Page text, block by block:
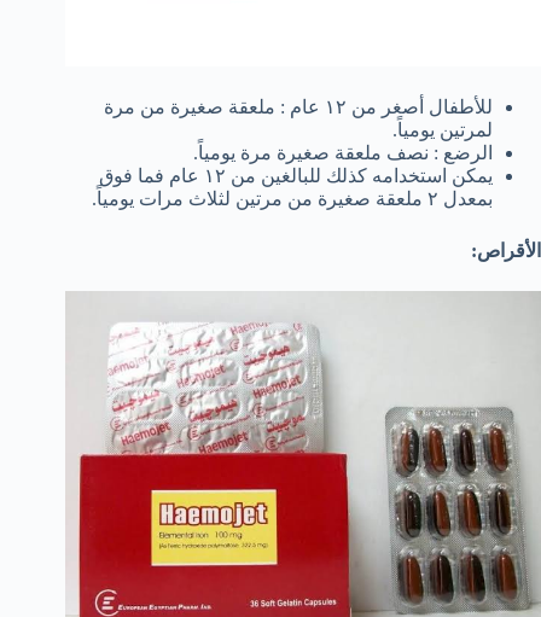
للأطفال أصغر من ١٢ عام : ملعقة صغيرة من مرة
لمرتين يومياً.
الرضع : نصف ملعقة صغيرة مرة يومياً.
يمكن استخدامه كذلك للبالغين من ١٢ عام فما فوق
بمعدل ٢ ملعقة صغيرة من مرتين لثلاث مرات يومياً.
الأقراص: